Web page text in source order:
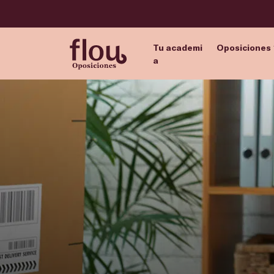
Tu academi
a
Oposiciones